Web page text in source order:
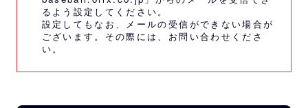
るよう設定してください。
設定してもなお、メールの受信ができない場合が
ございます。その際には、 お問い合わせくださ
い。